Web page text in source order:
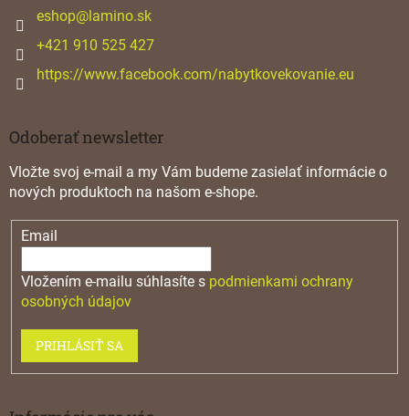
eshop@lamino.sk
+421 910 525 427
https://www.facebook.com/nabytkovekovanie.eu
Odoberať newsletter
Vložte svoj e-mail a my Vám budeme zasielať informácie o
nových produktoch na našom e-shope.
Email
Vložením e-mailu súhlasíte s podmienkami ochrany
osobných údajov
PRIHLÁSIŤ SA